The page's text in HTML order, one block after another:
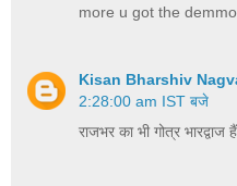
more u got the
Kisan Bharshiv
2:28:00 am IST बजे
राजभर का भी गोत्र